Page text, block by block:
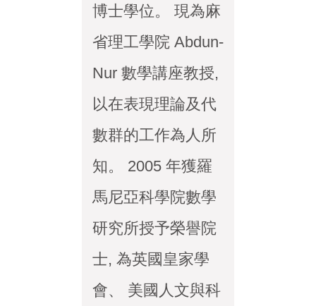
博士學位。 現為麻
省理工學院 Abdun-
Nur 數學講座教授,
以在表現理論及代
數群的工作為人所
知。 2005 年獲羅
馬尼亞科學院數學
研究所授予榮譽院
士, 為英國皇家學
會、 美國人文與科